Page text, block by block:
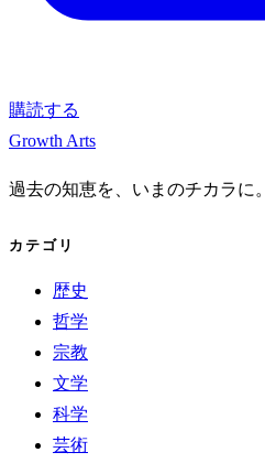
購読する
Growth Arts
過去の知恵を、いまのチカラに。
カテゴリ
歴史
哲学
宗教
文学
科学
芸術